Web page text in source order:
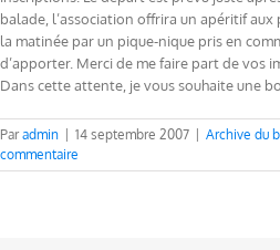
balade, l’association offrira un apéritif
la matinée par un pique-nique pris en
d’apporter. Merci de me faire part de vos
Dans cette attente, je vous souhaite une
Paradmin 14 septembre 2007 Archive du
commentaire